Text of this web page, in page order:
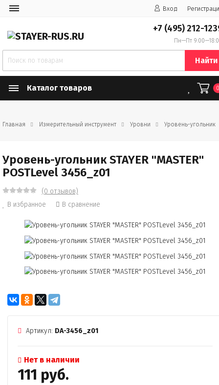
Вход
+7 (495) 212-
Пн—Пт
Найти
Каталог товаров
Главная Измерительный инструмент Уровни Уровень-угольник
Уровень-угольник STAYER "MASTER"
POSTLevel 3456_z01
(0 отзывов)
В избранное
В сравнение
Артикул: DA-3456_z01
Нет в наличии
111 руб.